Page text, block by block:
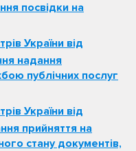
посвідки на
України від
надання
публічних послуг
України від
прийняття на
стану документів,